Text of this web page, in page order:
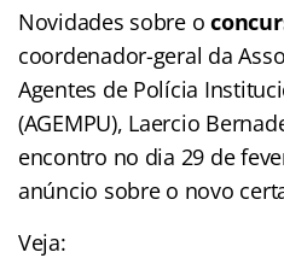
Novidades sobre o
coordenador-geral da
Agentes de Polícia
(AGEMPU), Laercio
encontro no dia 29 de
anúncio sobre o novo
Veja: